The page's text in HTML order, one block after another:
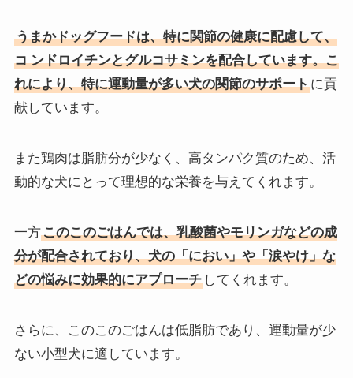
うまかドッグフードは、特に関節の健康に配慮して、
コ ンドロイチンとグルコサミンを配合しています。こ
れにより、特に運動量が多い犬の関節のサポートに貢
献しています。
また鶏肉は脂肪分が少なく、高タンパク質のため、活
動的な犬にとって理想的な栄養を与えてくれます。
一方このこのごはんでは、乳酸菌やモリンガなどの成
分が配合されており、犬の「におい」や「涙やけ」な
どの悩みに効果的にアプローチしてくれます。
さらに、このこのごはんは低脂肪であり、運動量が少
ない小型犬に適しています。